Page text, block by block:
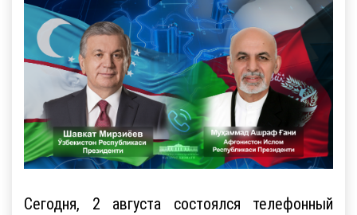
Сегодня, 2 августа состоялся телефонный